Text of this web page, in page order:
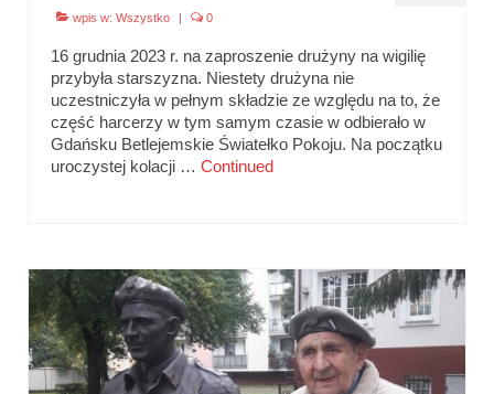
wpis w: Wszystko | 0
16 grudnia 2023 r. na zaproszenie drużyny na wigilię
przybyła starszyzna. Niestety drużyna nie
uczestniczyła w pełnym składzie ze względu na to, że
część harcerzy w tym samym czasie w odbierało w
Gdańsku Betlejemskie Światełko Pokoju. Na początku
uroczystej kolacji … Continued